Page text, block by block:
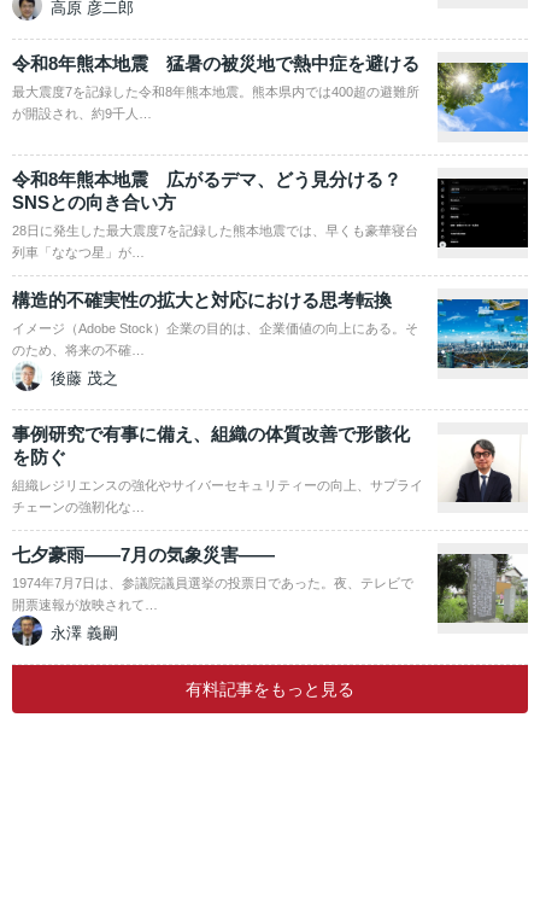
高原 彦二郎
令和8年熊本地震 猛暑の被災地で熱中症を避ける
最大震度7を記録した令和8年熊本地震。熊本県内では400超の避難所
が開設され、約9千人…
令和8年熊本地震 広がるデマ、どう見分ける？
SNSとの向き合い方
28日に発生した最大震度7を記録した熊本地震では、早くも豪華寝台
列車「ななつ星」が…
構造的不確実性の拡大と対応における思考転換
イメージ（Adobe Stock）企業の目的は、企業価値の向上にある。そ
のため、将来の不確…
後藤 茂之
事例研究で有事に備え、組織の体質改善で形骸化
を防ぐ
組織レジリエンスの強化やサイバーセキュリティーの向上、サプライ
チェーンの強靭化な…
七夕豪雨――7月の気象災害――
1974年7月7日は、参議院議員選挙の投票日であった。夜、テレビで
開票速報が放映されて…
永澤 義嗣
有料記事をもっと見る